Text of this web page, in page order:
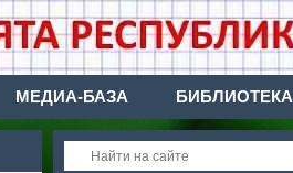
МЕДИА-БАЗА БИБЛИОТЕКА